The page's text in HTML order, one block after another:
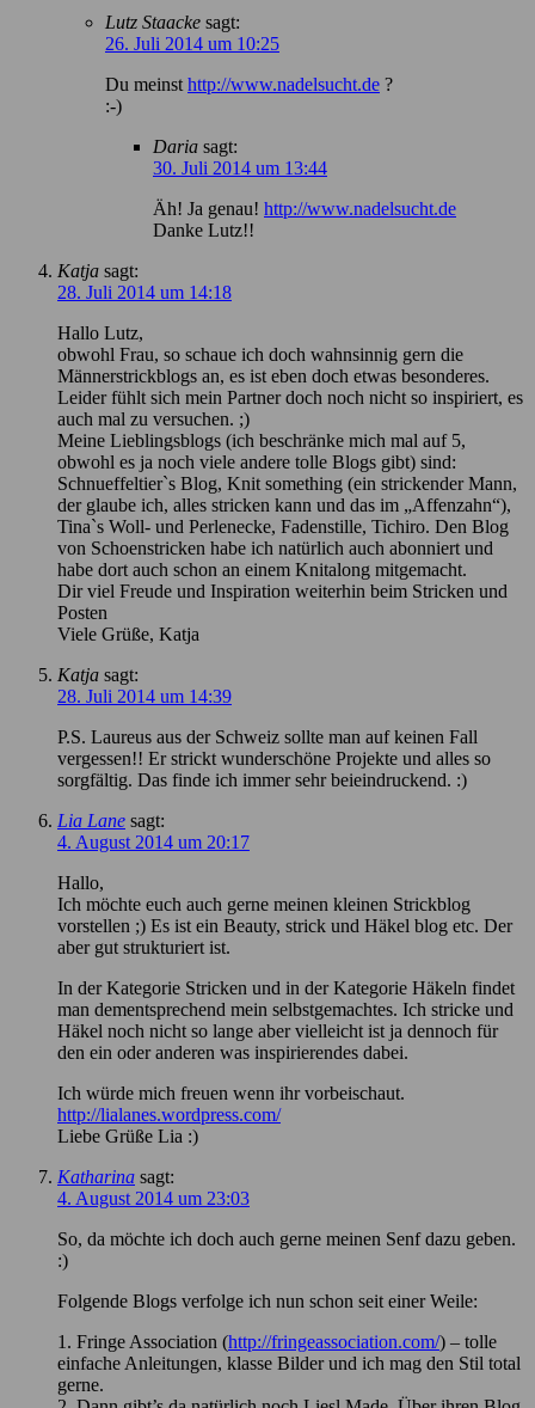
Lutz Staacke sagt:
26. Juli 2014 um 10:25
Du meinst http://www.nadelsucht.de ?
:-)
Daria sagt:
30. Juli 2014 um 13:44
Äh! Ja genau! http://www.nadelsucht.de
Danke Lutz!!
Katja sagt:
28. Juli 2014 um 14:18
Hallo Lutz,
obwohl Frau, so schaue ich doch wahnsinnig gern die
Männerstrickblogs an, es ist eben doch etwas besonderes.
Leider fühlt sich mein Partner doch noch nicht so inspiriert, es
auch mal zu versuchen. ;)
Meine Lieblingsblogs (ich beschränke mich mal auf 5,
obwohl es ja noch viele andere tolle Blogs gibt) sind:
Schnueffeltier`s Blog, Knit something (ein strickender Mann,
der glaube ich, alles stricken kann und das im „Affenzahn“),
Tina`s Woll- und Perlenecke, Fadenstille, Tichiro. Den Blog
von Schoenstricken habe ich natürlich auch abonniert und
habe dort auch schon an einem Knitalong mitgemacht.
Dir viel Freude und Inspiration weiterhin beim Stricken und
Posten
Viele Grüße, Katja
Katja sagt:
28. Juli 2014 um 14:39
P.S. Laureus aus der Schweiz sollte man auf keinen Fall
vergessen!! Er strickt wunderschöne Projekte und alles so
sorgfältig. Das finde ich immer sehr beieindruckend. :)
Lia Lane sagt:
4. August 2014 um 20:17
Hallo,
Ich möchte euch auch gerne meinen kleinen Strickblog
vorstellen ;) Es ist ein Beauty, strick und Häkel blog etc. Der
aber gut strukturiert ist.
In der Kategorie Stricken und in der Kategorie Häkeln findet
man dementsprechend mein selbstgemachtes. Ich stricke und
Häkel noch nicht so lange aber vielleicht ist ja dennoch für
den ein oder anderen was inspirierendes dabei.
Ich würde mich freuen wenn ihr vorbeischaut.
http://lialanes.wordpress.com/
Liebe Grüße Lia :)
Katharina sagt:
4. August 2014 um 23:03
So, da möchte ich doch auch gerne meinen Senf dazu geben.
:)
Folgende Blogs verfolge ich nun schon seit einer Weile:
1. Fringe Association (http://fringeassociation.com/) – tolle
einfache Anleitungen, klasse Bilder und ich mag den Stil total
gerne.